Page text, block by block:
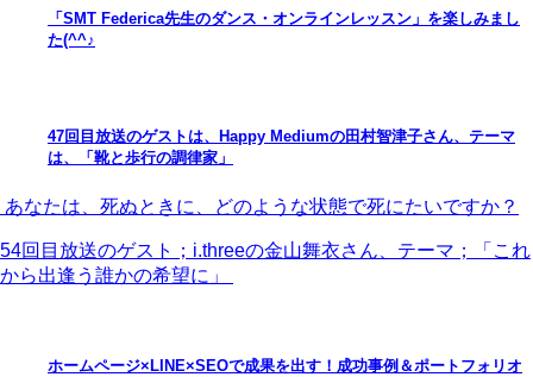
「SMT Federica先生のダンス・オンラインレッスン」を楽しみまし
た(^^♪
47回目放送のゲストは、Happy Mediumの田村智津子さん、テーマ
は、「靴と歩行の調律家」
あなたは、死ぬときに、どのような状態で死にたいですか？
54回目放送のゲスト；i.threeの金山舞衣さん、テーマ；「これ
から出逢う誰かの希望に」
ホームページ×LINE×SEOで成果を出す！成功事例＆ポートフォリオ